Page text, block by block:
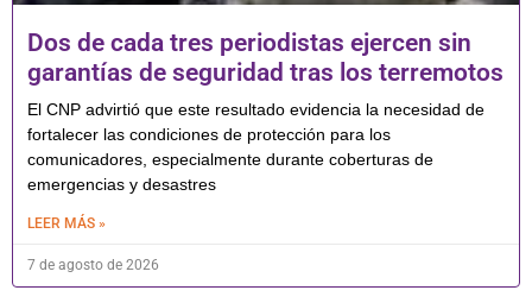
Dos de cada tres periodistas ejercen sin
garantías de seguridad tras los terremotos
El CNP advirtió que este resultado evidencia la necesidad de
fortalecer las condiciones de protección para los
comunicadores, especialmente durante coberturas de
emergencias y desastres
LEER MÁS »
7 de agosto de 2026